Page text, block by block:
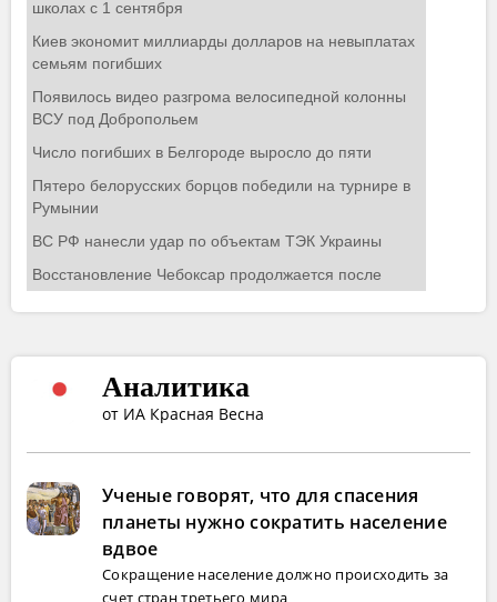
Аналитика
от ИА Красная Весна
Ученые говорят, что для спасения
планеты нужно сократить население
вдвое
Сокращение население должно происходить за
счет стран третьего мира